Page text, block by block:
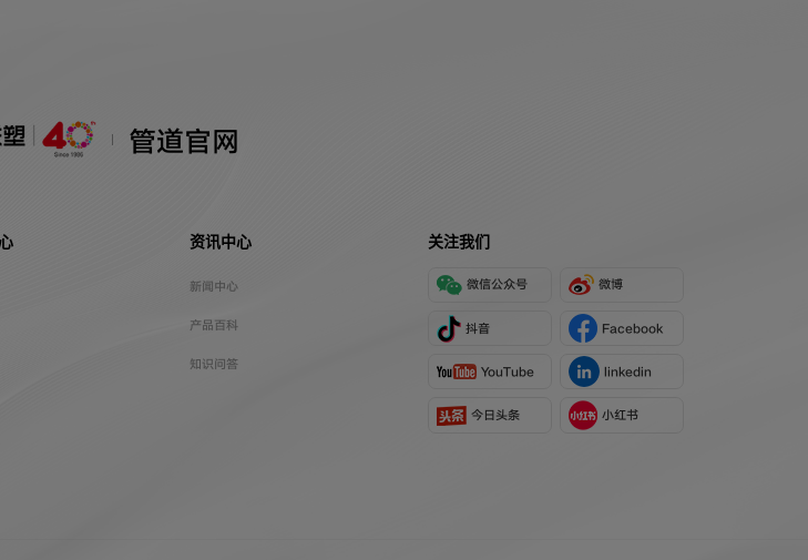
管道官网
资讯中心
新闻中心
产品百科
知识问答
关注我们
微信公众号 微博
抖音 Facebook
YouTube linkedin
今日头条 小红书